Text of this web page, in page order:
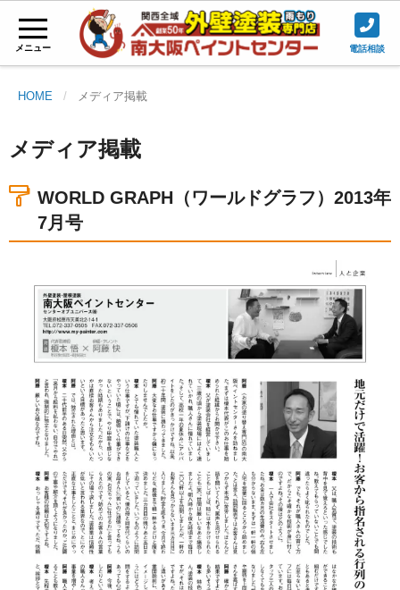
メニュー 電話相談
HOME メディア掲載
メディア掲載
WORLD GRAPH（ワールドグラフ）2013年
7月号